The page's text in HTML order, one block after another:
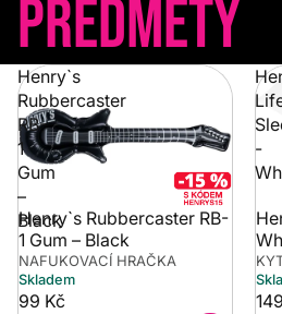
předměty
Henry`s
Rubbercaster
RB-
1
Gum
–
Black
Henry`s Rubbercaster RB-
1 Gum – Black
NAFUKOVACÍ HRAČKA
Skladem
99 Kč
-